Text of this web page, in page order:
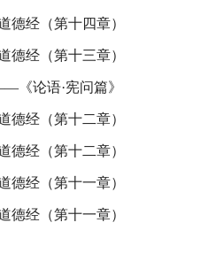
德经（第十四章）
德经（第十三章）
《论语·宪问篇》
德经（第十二章）
德经（第十二章）
德经（第十一章）
德经（第十一章）